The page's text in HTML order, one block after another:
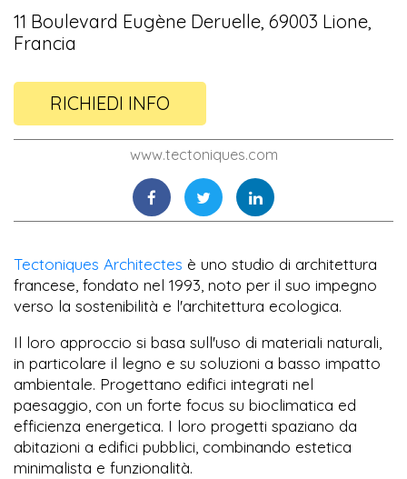
11 Boulevard Eugène Deruelle, 69003 Lione,
Francia
RICHIEDI INFO
www.tectoniques.com
Tectoniques Architectes è uno studio di architettura
francese, fondato nel 1993, noto per il suo impegno
verso la sostenibilità e l'architettura ecologica.
Il loro approccio si basa sull'uso di materiali naturali,
in particolare il legno e su soluzioni a basso impatto
ambientale. Progettano edifici integrati nel
paesaggio, con un forte focus su bioclimatica ed
efficienza energetica. I loro progetti spaziano da
abitazioni a edifici pubblici, combinando estetica
minimalista e funzionalità.